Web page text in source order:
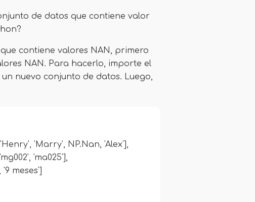
de datos que contiene valor
contiene valores NAN, primero
NAN. Para hacerlo, importe el
nuevo conjunto de datos. Luego,
'Marry', NP.Nan, 'Alex'],
'ma025'],
meses']